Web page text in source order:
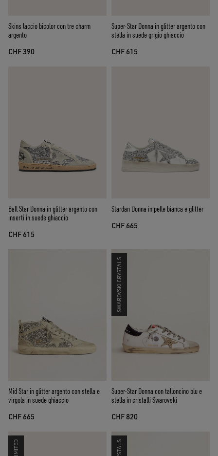
Skins laccio bicolor con tre charm
argento
CHF 390
Super-Star Donna in glitter argento con
stella in suede grigio ghiaccio
CHF 615
Ball Star Donna in glitter argento con
inserti in suede ghiaccio
CHF 615
Stardan Donna in pelle bianca e glitter
CHF 665
Mid Star in glitter argento con stella e
virgola in suede ghiaccio
CHF 665
SWAROVSKI CRYSTALS
Super-Star Donna con talloncino blu e
stella in cristalli Swarovski
CHF 820
LIMITED